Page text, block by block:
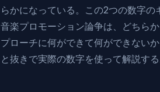
らかになっている。この2つの数字
音楽プロモーション論争は、どちら
プローチに何ができて何ができない
と抜きで実際の数字を使って解説する